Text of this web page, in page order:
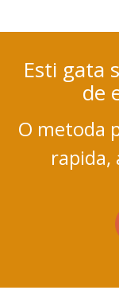
Esti gata
de
O metoda
rapida,